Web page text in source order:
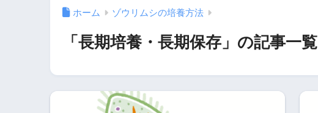
ホーム ゾウリムシの培養方法
「長期培養・長期保存」の記事一覧